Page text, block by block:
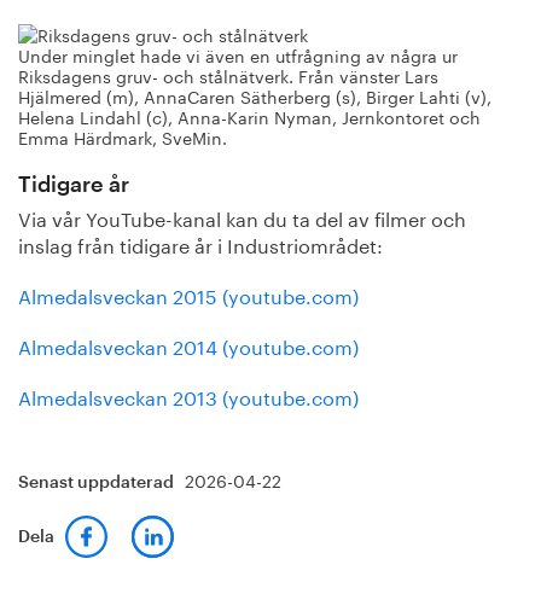
Under minglet hade vi även en utfrågning av några ur
Riksdagens gruv- och stålnätverk. Från vänster Lars
Hjälmered (m), AnnaCaren Sätherberg (s), Birger Lahti (v),
Helena Lindahl (c), Anna-Karin Nyman, Jernkontoret och
Emma Härdmark, SveMin.
Tidigare år
Via vår YouTube-kanal kan du ta del av filmer och
inslag från tidigare år i Industriområdet:
Almedalsveckan 2015 (youtube.com)
Almedalsveckan 2014 (youtube.com)
Almedalsveckan 2013 (youtube.com)
Senast uppdaterad 2026-04-22
Dela